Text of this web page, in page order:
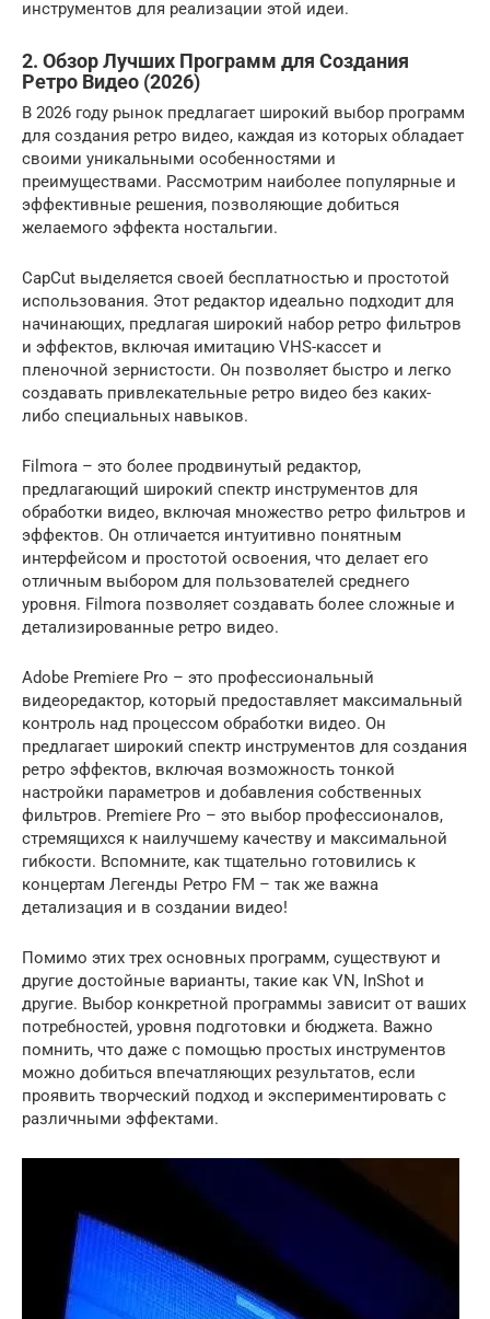
инструментов для реализации этой идеи.
2. Обзор Лучших Программ для Создания
Ретро Видео (2026)
В 2026 году рынок предлагает широкий выбор программ
для создания ретро видео, каждая из которых обладает
своими уникальными особенностями и
преимуществами. Рассмотрим наиболее популярные и
эффективные решения, позволяющие добиться
желаемого эффекта ностальгии.
CapCut выделяется своей бесплатностью и простотой
использования. Этот редактор идеально подходит для
начинающих, предлагая широкий набор ретро фильтров
и эффектов, включая имитацию VHS-кассет и
пленочной зернистости. Он позволяет быстро и легко
создавать привлекательные ретро видео без каких-
либо специальных навыков.
Filmora – это более продвинутый редактор,
предлагающий широкий спектр инструментов для
обработки видео, включая множество ретро фильтров и
эффектов. Он отличается интуитивно понятным
интерфейсом и простотой освоения, что делает его
отличным выбором для пользователей среднего
уровня. Filmora позволяет создавать более сложные и
детализированные ретро видео.
Adobe Premiere Pro – это профессиональный
видеоредактор, который предоставляет максимальный
контроль над процессом обработки видео. Он
предлагает широкий спектр инструментов для создания
ретро эффектов, включая возможность тонкой
настройки параметров и добавления собственных
фильтров. Premiere Pro – это выбор профессионалов,
стремящихся к наилучшему качеству и максимальной
гибкости. Вспомните, как тщательно готовились к
концертам Легенды Ретро FM – так же важна
детализация и в создании видео!
Помимо этих трех основных программ, существуют и
другие достойные варианты, такие как VN, InShot и
другие. Выбор конкретной программы зависит от ваших
потребностей, уровня подготовки и бюджета. Важно
помнить, что даже с помощью простых инструментов
можно добиться впечатляющих результатов, если
проявить творческий подход и экспериментировать с
различными эффектами.